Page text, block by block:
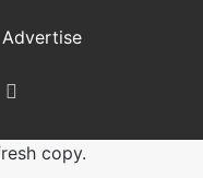
Advertise
copy.